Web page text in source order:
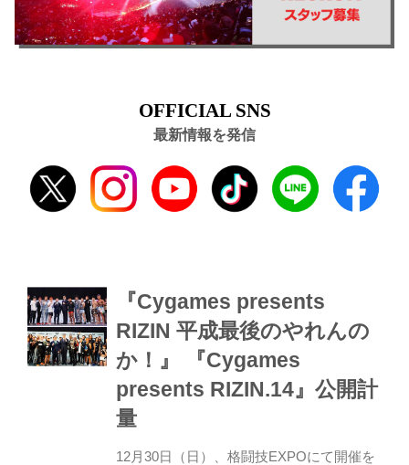
OFFICIAL SNS
最新情報を発信
『Cygames presents
RIZIN 平成最後のやれんの
か！』 『Cygames
presents RIZIN.14』公開計
量
12月30日（日）、格闘技EXPOにて開催を